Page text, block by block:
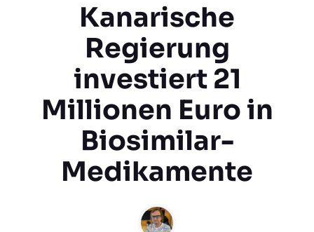
Kanarische
Regierung
investiert 21
Millionen Euro in
Biosimilar-
Medikamente